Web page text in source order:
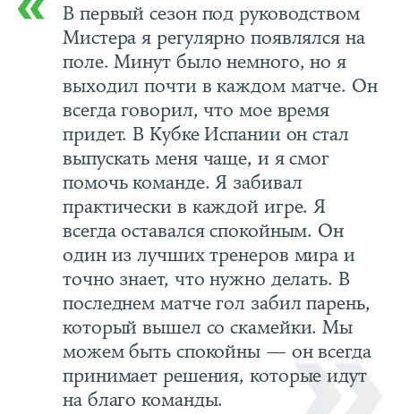
В первый сезон под руководством
Мистера я регулярно появлялся на
поле. Минут было немного, но я
выходил почти в каждом матче. Он
всегда говорил, что мое время
придет. В Кубке Испании он стал
выпускать меня чаще, и я смог
помочь команде. Я забивал
практически в каждой игре. Я
всегда оставался спокойным. Он
один из лучших тренеров мира и
точно знает, что нужно делать. В
последнем матче гол забил парень,
который вышел со скамейки. Мы
можем быть спокойны — он всегда
принимает решения, которые идут
на благо команды.